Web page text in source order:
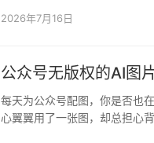
2026年7月16日
公众号无版权的AI图
每天为公众号配图，你是否也
心翼翼用了一张图，却总担心